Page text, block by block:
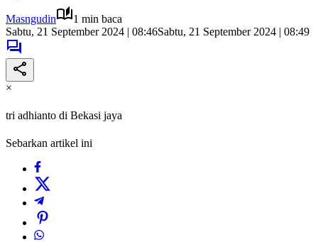
Masngudin
1 min baca
Sabtu, 21 September 2024 | 08:46Sabtu, 21 September 2024 | 08:49
×
tri adhianto di Bekasi jaya
Sebarkan artikel ini